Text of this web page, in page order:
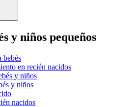
y niños pequeños
bebés
en recién nacidos
y niños
y niños
nacidos